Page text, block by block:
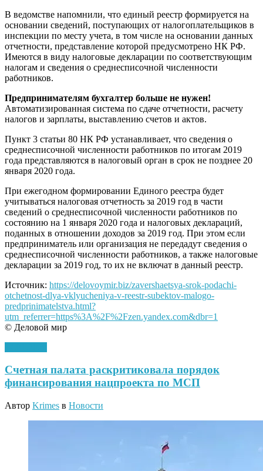
В ведомстве напомнили, что единый реестр формируется на
основании сведений, поступающих от налогоплательщиков в
инспекции по месту учета, в том числе на основании данных
отчетности, представление которой предусмотрено НК РФ.
Имеются в виду налоговые декларации по соответствующим
налогам и сведения о среднесписочной численности
работников.
Предпринимателям бухгалтер больше не нужен!
Автоматизированная система по сдаче отчетности, расчету
налогов и зарплаты, выставлению счетов и актов.
Пункт 3 статьи 80 НК РФ устанавливает, что сведения о
среднесписочной численности работников по итогам 2019
года представляются в налоговый орган в срок не позднее 20
января 2020 года.
При ежегодном формировании Единого реестра будет
учитываться налоговая отчетность за 2019 год в части
сведений о среднесписочной численности работников по
состоянию на 1 января 2020 года и налоговых деклараций,
поданных в отношении доходов за 2019 год. При этом если
предприниматель или организация не передадут сведения о
среднесписочной численности работников, а также налоговые
декларации за 2019 год, то их не включат в данный реестр.
Источник: https://delovoymir.biz/zavershaetsya-srok-podachi-
otchetnost-dlya-vklyucheniya-v-reestr-subektov-malogo-
predprinimatelstva.html?
utm_referrer=https%3A%2F%2Fzen.yandex.com&dbr=1
© Деловой мир
Счетная палата раскритиковала порядок
финансирования нацпроекта по МСП
Автор Krimes в Новости